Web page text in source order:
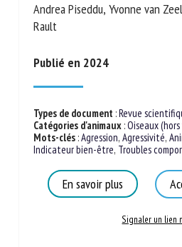
Andrea Piseddu, Yvonne van
Rault
Publié en 2024
Types de document :Revue
Catégories d'animaux:Oiseaux
Mots-clés:Agression, Agressivité,
Indicateur bien-être, Troubles
En savoir plus
Signaler un lien